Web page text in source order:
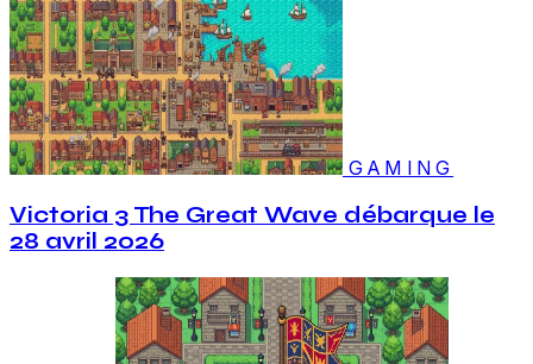
GAMING
Victoria 3 The Great Wave débarque le
28 avril 2026